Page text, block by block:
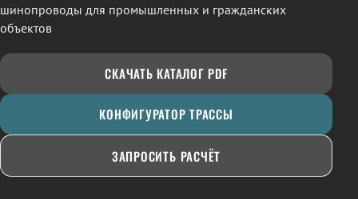
шинопроводы для промышленных и гражданских
объектов
СКАЧАТЬ КАТАЛОГ PDF
КОНФИГУРАТОР ТРАССЫ
ЗАПРОСИТЬ РАСЧЁТ